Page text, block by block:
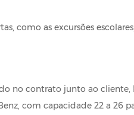
como as excursões
no contrato junto ao
com capacidade 22 a 26